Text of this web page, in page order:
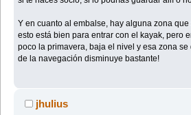
Y en cuanto al embalse, hay alguna zona que
esto está bien para entrar con el kayak, pero
poco la primavera, baja el nivel y esa zona
de la navegación disminuye bastante!
jhulius